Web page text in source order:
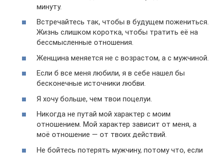
минуту.
Встречайтесь так, чтобы в будущем пожениться.
Жизнь слишком коротка, чтобы тратить её на
бессмысленные отношения.
Женщина меняется не с возрастом, а с мужчиной.
Если б все меня любили, я в себе нашел бы
бесконечные источники любви.
Я хочу больше, чем твои поцелуи.
Никогда не путай мой характер с моим
отношением. Мой характер зависит от меня, а
моё отношение — от твоих действий.
Не бойтесь потерять мужчину, потому что, если